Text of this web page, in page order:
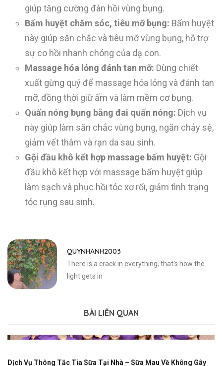
giúp tăng cường đàn hồi vùng bụng.
Bấm huyệt chăm sóc, tiêu mỡ bụng: Bấm huyệt
này giúp săn chắc và tiêu mỡ vùng bụng, hỗ trợ
sự co hồi nhanh chóng của dạ con.
Massage hóa lỏng đánh tan mỡ: Dùng chiết
xuất gừng quý để massage hóa lỏng và đánh tan
mỡ, đồng thời giữ ấm và làm mềm cơ bụng.
Quấn nóng bụng bằng đai quấn nóng: Dịch vụ
này giúp làm săn chắc vùng bụng, ngăn chảy sệ,
giảm vết thâm và rạn da sau sinh.
Gội đầu khô kết hợp massage bấm huyệt: Gội
đầu khô kết hợp với massage bấm huyệt giúp
làm sạch và phục hồi tóc xơ rối, giảm tình trạng
tóc rụng sau sinh.
QUYNHANH2003
There is a crack in everything, that's how the
light gets in
BÀI LIÊN QUAN
Dịch Vụ Thông Tắc Tia Sữa Tại Nhà – Sữa Mau Về Không Gây